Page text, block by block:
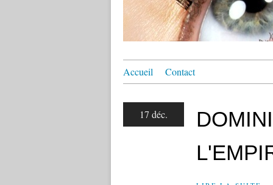
Accueil Contact
17 déc.